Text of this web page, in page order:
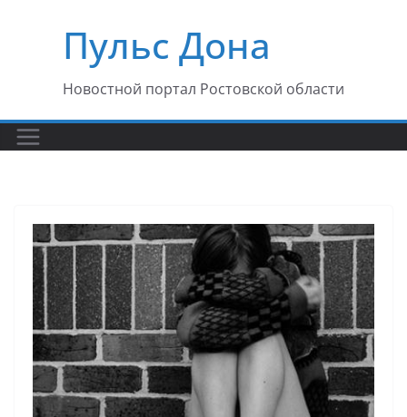
содержимомуПульс Дона
Новостной портал Ростовской области